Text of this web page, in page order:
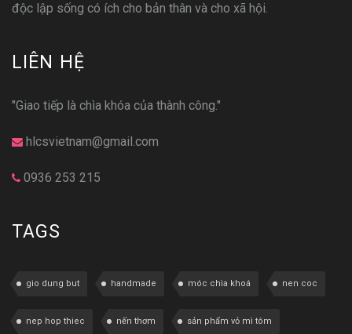
độc lập sống có ích cho bản thân và cho xã hội.
LIÊN HỆ
"Giao tiếp là chìa khóa của thành công."
hlcsvietnam@gmail.com
0936 253 215
TAGS
gio dung but handmade móc chìa khoá nen coc
nep hop thiec nến thơm sản phẩm vỏ mì tôm